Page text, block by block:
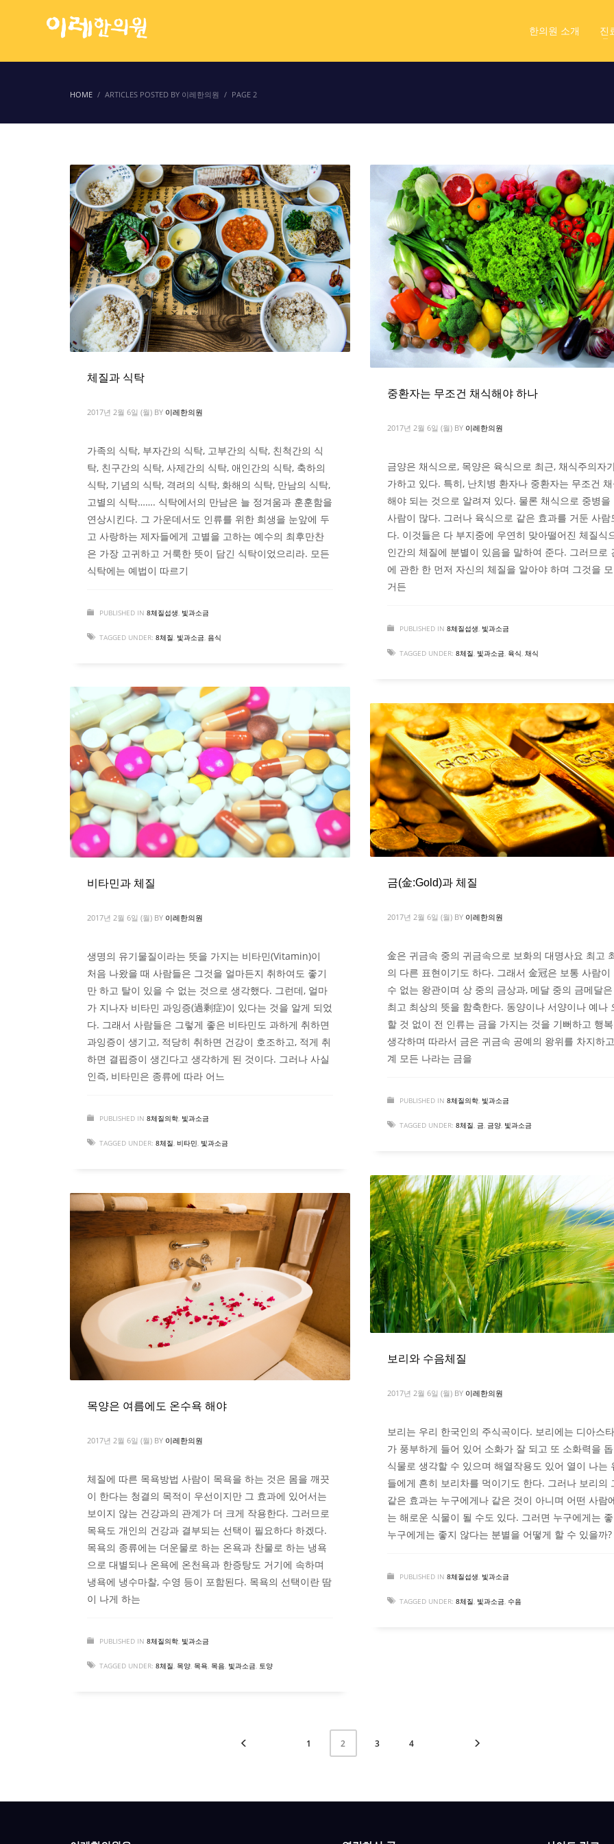
한의원 소개 진
HOME ARTICLES POSTED BY 이레한의원 PAGE 2
체질과 식탁
2017년 2월 6일 (월) BY 이레한의원
가족의 식탁, 부자간의 식탁, 고부간의 식탁, 친척간의 식
탁, 친구간의 식탁, 사제간의 식탁, 애인간의 식탁, 축하의
식탁, 기념의 식탁, 격려의 식탁, 화해의 식탁, 만남의 식탁,
고별의 식탁……. 식탁에서의 만남은 늘 정겨움과 훈훈함을
연상시킨다. 그 가운데서도 인류를 위한 희생을 눈앞에 두
고 사랑하는 제자들에게 고별을 고하는 예수의 최후만찬
은 가장 고귀하고 거룩한 뜻이 담긴 식탁이었으리라. 모든
식탁에는 예법이 따르기
PUBLISHED IN 8체질섭생 빛과소금
TAGGED UNDER: 8체질 빛과소금 음식
중환자는 무조건 채식해야 하나
2017년 2월 6일 (월) BY 이레한의원
금양은 채식으로, 목양은 육식으로 최근, 채식주의자
가하고 있다. 특히, 난치병 환자나 중환자는 무조건
해야 되는 것으로 알려져 있다. 물론 채식으로 중병을
사람이 많다. 그러나 육식으로 같은 효과를 거둔 사람
다. 이것들은 다 부지중에 우연히 맞아떨어진 체질식
인간의 체질에 분별이 있음을 말하여 준다. 그러므로
에 관한 한 먼저 자신의 체질을 알아야 하며 그것을
거든
PUBLISHED IN 8체질섭생, 빛과소금
TAGGED UNDER: 8체질, 빛과소금, 육식, 채식
비타민과 체질
2017년 2월 6일 (월) BY 이레한의원
생명의 유기물질이라는 뜻을 가지는 비타민(Vitamin)이
처음 나왔을 때 사람들은 그것을 얼마든지 취하여도 좋기
만 하고 탈이 있을 수 없는 것으로 생각했다. 그런데, 얼마
가 지나자 비타민 과잉증(過剩症)이 있다는 것을 알게 되었
다. 그래서 사람들은 그렇게 좋은 비타민도 과하게 취하면
과잉증이 생기고, 적당히 취하면 건강이 호조하고, 적게 취
하면 결핍증이 생긴다고 생각하게 된 것이다. 그러나 사실
인즉, 비타민은 종류에 따라 어느
PUBLISHED IN 8체질의학, 빛과소금
TAGGED UNDER: 8체질, 비타민, 빛과소금
금(金:Gold)과 체질
2017년 2월 6일 (월) BY 이레한의원
金은 귀금속 중의 귀금속으로 보화의 대명사요 최고
의 다른 표현이기도 하다. 그래서 金冠은 보통 사람이
수 없는 왕관이며 상 중의 금상과, 메달 중의 금메달
최고 최상의 뜻을 함축한다. 동양이나 서양이나 예나
할 것 없이 전 인류는 금을 가지는 것을 기뻐하고 행
생각하며 따라서 금은 귀금속 공예의 왕위를 차지하
계 모든 나라는 금을
PUBLISHED IN 8체질의학, 빛과소금
TAGGED UNDER: 8체질, 금, 금양, 빛과소금
보리와 수음체질
2017년 2월 6일 (월) BY 이레한의원
보리는 우리 한국인의 주식곡이다. 보리에는 디아스
가 풍부하게 들어 있어 소화가 잘 되고 또 소화력을
식물로 생각할 수 있으며 해열작용도 있어 열이 나는
들에게 흔히 보리차를 먹이기도 한다. 그러나 보리의
같은 효과는 누구에게나 같은 것이 아니며 어떤 사람
는 해로운 식물이 될 수도 있다. 그러면 누구에게는
누구에게는 좋지 않다는 분별을 어떻게 할 수 있을까?
PUBLISHED IN 8체질섭생, 빛과소금
TAGGED UNDER: 8체질, 빛과소금, 수음
목양은 여름에도 온수욕 해야
2017년 2월 6일 (월) BY 이레한의원
체질에 따른 목욕방법 사람이 목욕을 하는 것은 몸을 깨끗
이 한다는 청결의 목적이 우선이지만 그 효과에 있어서는
보이지 않는 건강과의 관계가 더 크게 작용한다. 그러므로
목욕도 개인의 건강과 결부되는 선택이 필요하다 하겠다.
목욕의 종류에는 더운물로 하는 온욕과 찬물로 하는 냉욕
으로 대별되나 온욕에 온천욕과 한증탕도 거기에 속하며
냉욕에 냉수마찰, 수영 등이 포함된다. 목욕의 선택이란 땀
이 나게 하는
PUBLISHED IN 8체질의학 빛과소금
TAGGED UNDER: 8체질 목양 목욕 목음 빛과소금 토양
1 2 3 4